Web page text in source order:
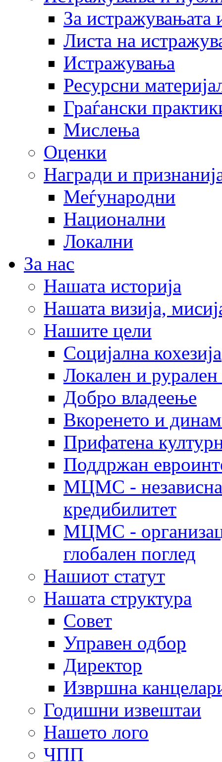
За истражувањата
Листа на
Истражувања
Ресурсни
Граѓански
Мислења
Оценки
Награди и
Меѓународни
Национални
Локални
За нас
Нашата историја
Нашата визија,
Нашите цели
Социјална кохезија
Локален и рурален
Добро владеење
Вкоренето и
Прифатена
Поддржан
МЦМС - независна
кредибилитет
МЦМС -
глобален поглед
Нашиот статут
Нашата структура
Совет
Управен одбор
Директор
Извршна
Годишни извештаи
Нашето лого
ЧПП